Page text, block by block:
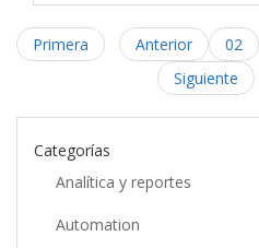
Primera Anterior 02
Siguiente
Categorías
Analítica y reportes
Automation